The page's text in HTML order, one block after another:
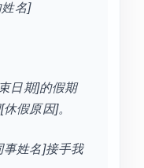
名]
日期]的假期
假原因]。
事姓名]接手我